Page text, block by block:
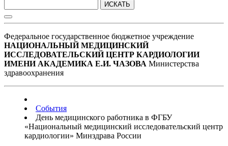
ИСКАТЬ
Федеральное государственное бюджетное учреждение
НАЦИОНАЛЬНЫЙ МЕДИЦИНСКИЙ
ИССЛЕДОВАТЕЛЬСКИЙ ЦЕНТР КАРДИОЛОГИИ
ИМЕНИ АКАДЕМИКА Е.И. ЧАЗОВА Министерства
здравоохранения
События
День медицинского работника в ФГБУ
«Национальный медицинский исследовательский центр
кардиологии» Минздрава России